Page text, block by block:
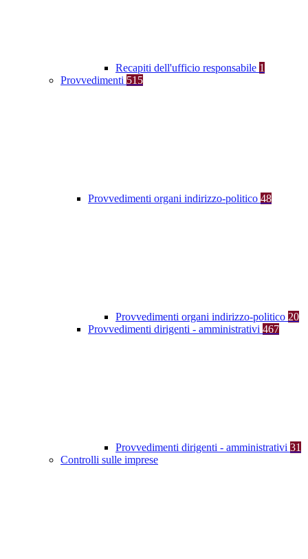
Recapiti dell'ufficio responsabile 1
Provvedimenti 515
Provvedimenti organi indirizzo-politico 48
Provvedimenti organi indirizzo-politico 20
Provvedimenti dirigenti - amministrativi 467
Provvedimenti dirigenti - amministrativi 31
Controlli sulle imprese